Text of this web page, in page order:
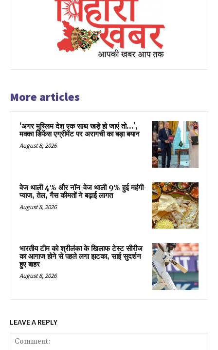
More articles
‘अगर मुस्लिम देश एक साथ खड़े हो जाएं तो…’,
मक्का डिफेंस एग्रीमेंट पर अरागची का बड़ा बयान
August 8, 2026
वेज थाली 4% और नॉन-वेज थाली 9% हुई महंगी-
प्याज, तेल, गैस कीमतों ने बढ़ाई लागत
August 8, 2026
भारतीय टीम को श्रीलंका के खिलाफ टेस्ट सीरीज
का आगाज होने से पहले लगा झटका, साई सुदर्शन
हुए बाहर
August 8, 2026
LEAVE A REPLY